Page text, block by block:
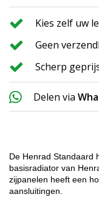
Kies zelf uw
Geen
Scherp
Delen via
De Henrad Standaard
basisradiator van
zijpanelen heeft een
aansluitingen.